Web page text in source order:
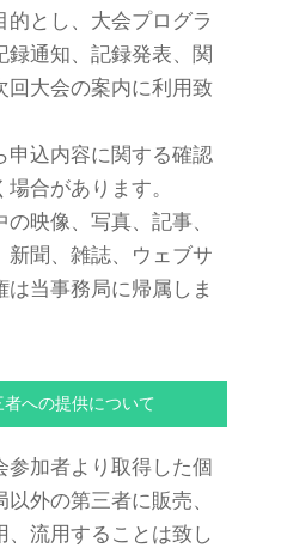
的とし、大会プログラ
録通知、記録発表、関
回大会の案内に利用致
申込内容に関する確認
合があります。
映像、写真、記事、
新聞、雑誌、ウェブサ
は当事務局に帰属しま
への提供について
参加者より取得した個
外の第三者に販売、
、流用することは致し